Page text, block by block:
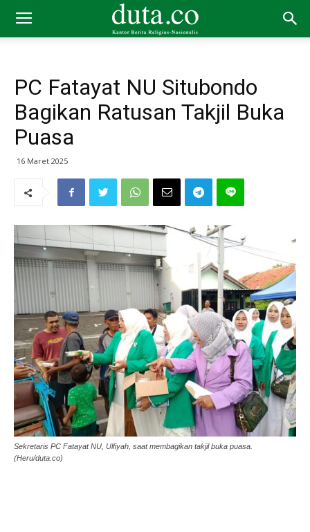
PC Fatayat NU Situbondo
Bagikan Ratusan Takjil Buka
Puasa
16 Maret 2025
Sekretaris PC Fatayat NU, Ulfiyah, saat membagikan takjil buka puasa.
(Heru/duta.co)